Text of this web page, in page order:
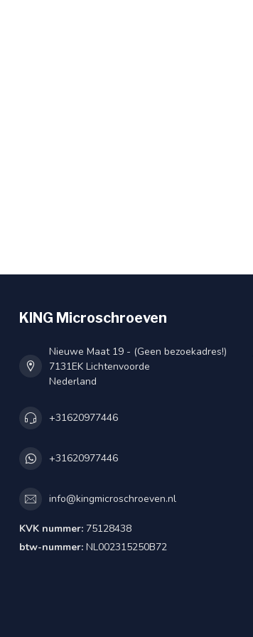
KING Microschroeven
Nieuwe Maat 19 - (Geen bezoekadres!)
7131EK Lichtenvoorde
Nederland
+31620977446
+31620977446
info@kingmicroschroeven.nl
KVK nummer: 75128438
btw-nummer: NL002315250B72